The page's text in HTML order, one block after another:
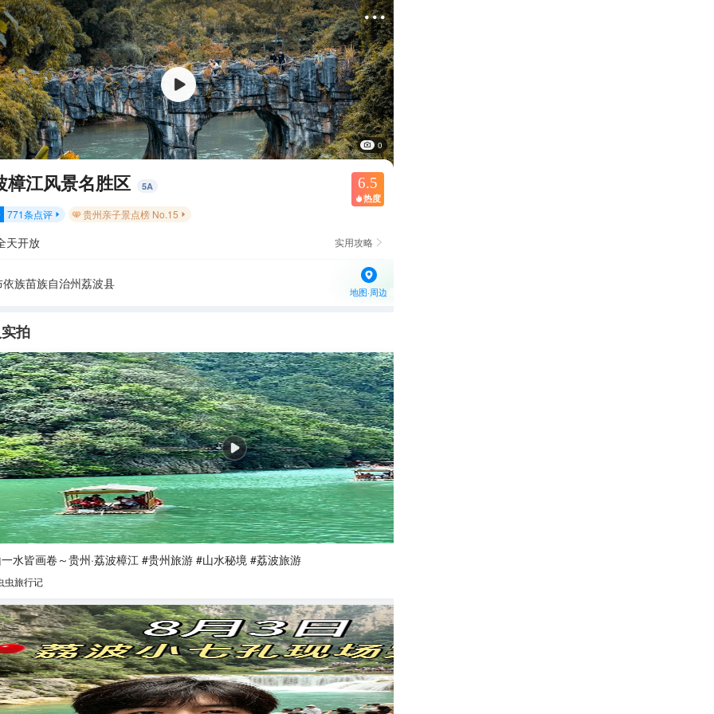

0
樟江风景名胜区 5A 6.5
 热度
771条点评  贵州亲子景点榜 No.15 
天开放 实用攻略 
族苗族自治州荔波县
地图·周边
拍
水皆画卷～贵州·荔波樟江 #贵州旅游 #山水秘境 #荔波旅游
虫旅行记